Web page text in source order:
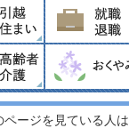
ページを見ている人は